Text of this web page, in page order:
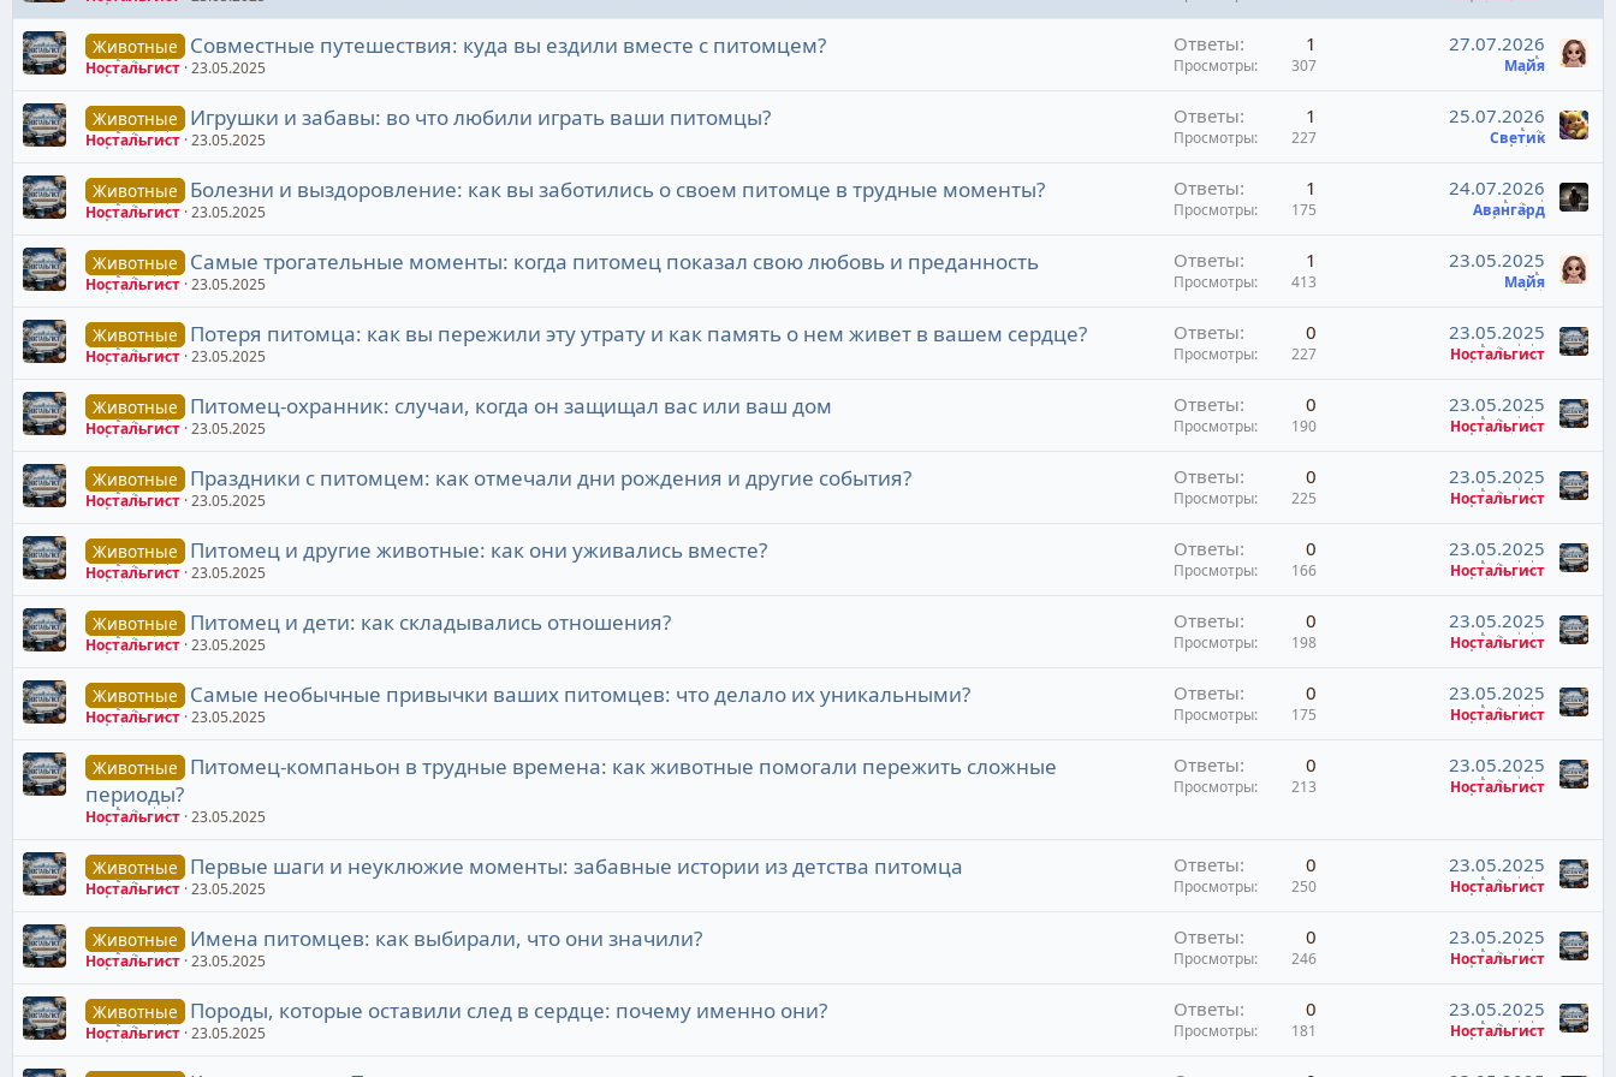
п
к
Животные Совместные путешествия: куда вы ездили вместе с питомцем?
Ностальгист 23.05.2025
Ответы 1
Просмотры 307
27.07.2026
Майя
Животные Игрушки и забавы: во что любили играть ваши питомцы?
Ностальгист 23.05.2025
Ответы 1
Просмотры 227
25.07.2026
Светик
Животные Болезни и выздоровление: как вы заботились о своем питомце в трудные моменты?
Ностальгист 23.05.2025
Ответы 1
Просмотры 175
24.07.2026
Авангард
Животные Самые трогательные моменты: когда питомец показал свою любовь и преданность
Ностальгист 23.05.2025
Ответы 1
Просмотры 413
23.05.2025
Майя
Животные Потеря питомца: как вы пережили эту утрату и как память о нем живет в вашем сердце?
Ностальгист 23.05.2025
Ответы 0
Просмотры 227
23.05.2025
Ностальгист
Животные Питомец-охранник: случаи, когда он защищал вас или ваш дом
Ностальгист 23.05.2025
Ответы 0
Просмотры 190
23.05.2025
Ностальгист
Животные Праздники с питомцем: как отмечали дни рождения и другие события?
Ностальгист 23.05.2025
Ответы 0
Просмотры 225
23.05.2025
Ностальгист
Животные Питомец и другие животные: как они уживались вместе?
Ностальгист 23.05.2025
Ответы 0
Просмотры 166
23.05.2025
Ностальгист
Животные Питомец и дети: как складывались отношения?
Ностальгист 23.05.2025
Ответы 0
Просмотры 198
23.05.2025
Ностальгист
Животные Самые необычные привычки ваших питомцев: что делало их уникальными?
Ностальгист 23.05.2025
Ответы 0
Просмотры 175
23.05.2025
Ностальгист
Животные
Питомец-компаньон в трудные времена: как животные помогали пережить сложные
периоды?
Ностальгист 23.05.2025
Ответы 0
Просмотры 213
23.05.2025
Ностальгист
Животные Первые шаги и неуклюжие моменты: забавные истории из детства питомца
Ностальгист 23.05.2025
Ответы 0
Просмотры 250
23.05.2025
Ностальгист
Животные Имена питомцев: как выбирали, что они значили?
Ностальгист 23.05.2025
Ответы 0
Просмотры 246
23.05.2025
Ностальгист
Животные Породы, которые оставили след в сердце: почему именно они?
Ностальгист 23.05.2025
Ответы 0
Просмотры 181
23.05.2025
Ностальгист